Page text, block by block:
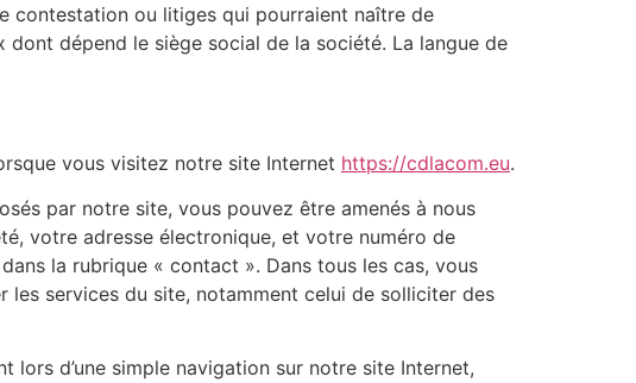
contestation ou litiges qui pourraient naître de
dépend le siège social de la société. La langue de
vous visitez notre site Internet https://cdlacom.eu.
par notre site, vous pouvez être amenés à nous
votre adresse électronique, et votre numéro de
la rubrique « contact ». Dans tous les cas, vous
les services du site, notamment celui de solliciter des
d’une simple navigation sur notre site Internet,